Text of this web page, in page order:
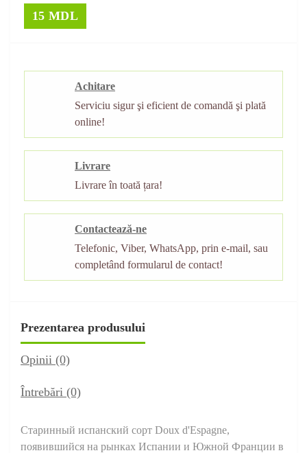
15 MDL
Achitare
Serviciu sigur şi eficient de comandă şi plată
online!
Livrare
Livrare în toată țara!
Contactează-ne
Telefonic, Viber, WhatsApp, prin e-mail, sau
completând formularul de contact!
Prezentarea produsului
Opinii (0)
Întrebări (0)
Старинный испанский сорт Doux d'Espagne,
появившийся на рынках Испании и Южной Франции в